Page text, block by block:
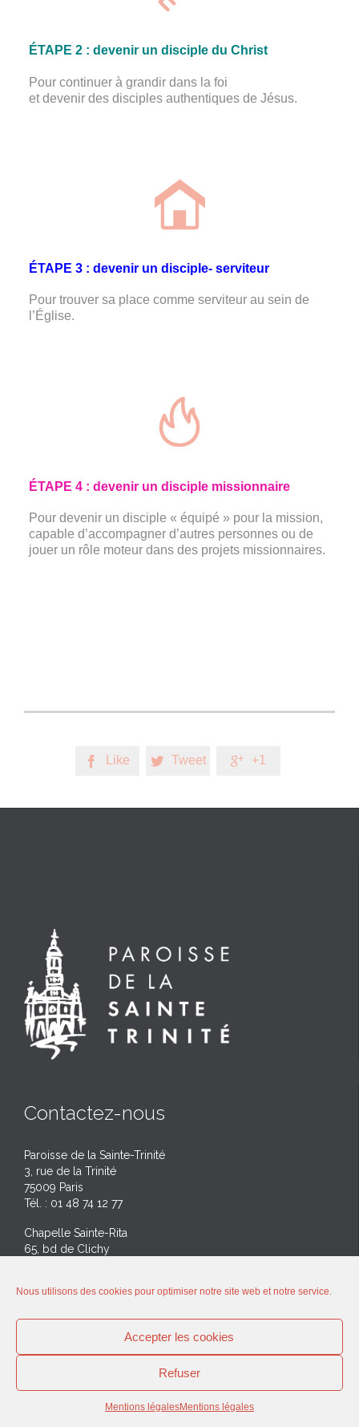
Nous utilisons des cookies pour optimiser notre site web et notre service.
Accepter les cookies
Refuser
Mentions légalesMentions légales
ÉTAPE 2 : devenir un disciple du Christ
Pour continuer à grandir dans la foi
et devenir des disciples authentiques de Jésus.

ÉTAPE 3 : devenir un disciple- serviteur
Pour trouver sa place comme serviteur au sein de
l’Église.

ÉTAPE 4 : devenir un disciple missionnaire
Pour devenir un disciple « équipé » pour la mission,
capable d’accompagner d’autres personnes ou de
jouer un rôle moteur dans des projets missionnaires.
 Like  Tweet  +1
Contactez-nous
Paroisse de la Sainte-Trinité
3, rue de la Trinité
75009 Paris
Tél. : 01 48 74 12 77
Chapelle Sainte-Rita
65, bd de Clichy
En pratique